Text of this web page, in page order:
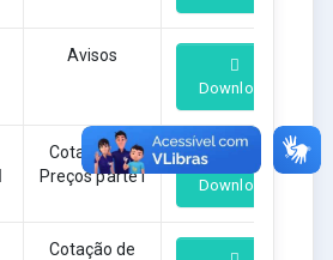
Avisos
Download
Cotação de
Preços parte I
Download
Cotação de